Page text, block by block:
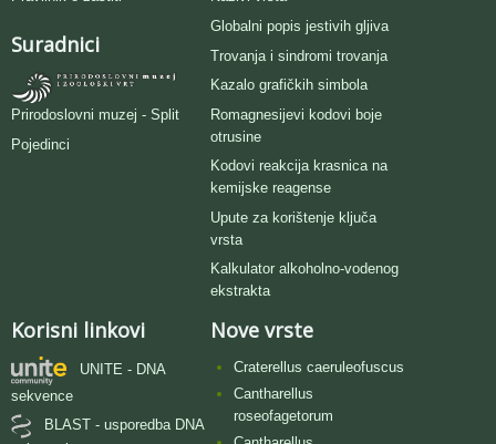
Suradnici
Prirodoslovni muzej - Split
Pojedinci
Globalni popis jestivih gljiva
Trovanja i sindromi trovanja
Kazalo grafičkih simbola
Romagnesijevi kodovi boje
otrusine
Kodovi reakcija krasnica na
kemijske reagense
Upute za korištenje ključa
vrsta
Kalkulator alkoholno-vodenog
ekstrakta
Korisni linkovi
UNITE - DNA
sekvence
BLAST - usporedba DNA
Nove vrste
Craterellus caeruleofuscus
Cantharellus
roseofagetorum